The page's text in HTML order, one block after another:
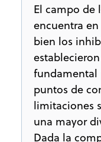
El campo de
encuentra
bien los
fundamental
puntos de
limitaciones
una mayor
Dada la